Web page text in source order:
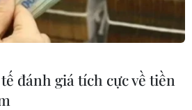
lá mới
đánh giá tích cực về tiền